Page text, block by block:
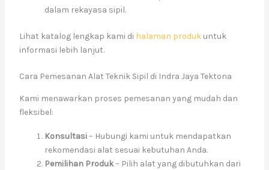
dalam rekayasa sipil.
Lihat katalog lengkap kami di halaman produkuntuk
informasi lebih lanjut.
Cara Pemesanan Alat Teknik Sipil di Indra Jaya Tektona
Kami menawarkan proses pemesanan yang mudah dan
fleksibel:
Konsultasi– Hubungi kami untuk mendapatkan
rekomendasi alat sesuai kebutuhan Anda.
Pemilihan Produk– Pilih alat yang dibutuhkan dari